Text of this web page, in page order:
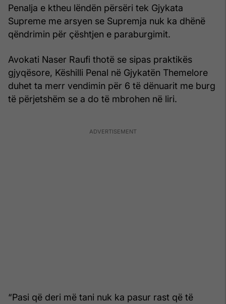
Penalja e ktheu lëndën përsëri tek Gjykata
Supreme me arsyen se Supremja nuk ka dhënë
qëndrimin për çështjen e paraburgimit.
Avokati Naser Raufi thotë se sipas praktikës
gjyqësore, Këshilli Penal në Gjykatën Themelore
duhet ta merr vendimin për 6 të dënuarit me burg
të përjetshëm se a do të mbrohen në liri.
“Pasi që deri më tani nuk ka pasur rast që të